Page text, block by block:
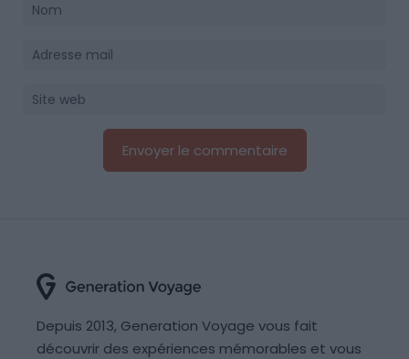
Depuis 2013, Generation Voyage vous fait
découvrir des expériences mémorables et vous